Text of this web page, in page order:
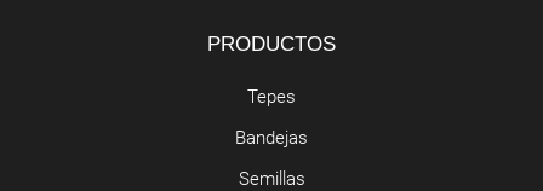
PRODUCTOS
Tepes
Bandejas
Semillas